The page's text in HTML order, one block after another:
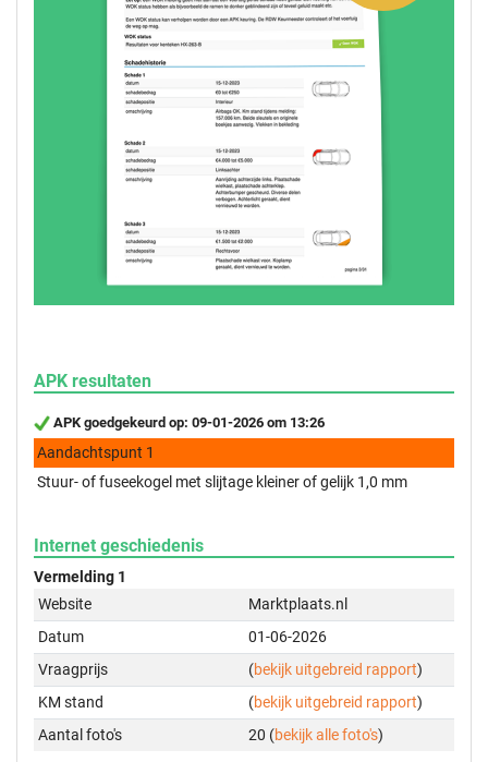
APK resultaten
APK goedgekeurd op: 09-01-2026 om 13:26
Aandachtspunt 1
Stuur- of fuseekogel met slijtage kleiner of gelijk 1,0 mm
Internet geschiedenis
Vermelding 1
Website
Marktplaats.nl
Datum
01-06-2026
Vraagprijs
(bekijk uitgebreid rapport)
KM stand
(bekijk uitgebreid rapport)
Aantal foto's
20 (bekijk alle foto's)